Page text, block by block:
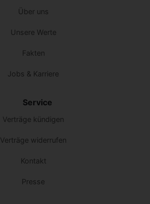
Über uns
Unsere Werte
Fakten
Jobs & Karriere
Service
Verträge kündigen
Verträge widerrufen
Kontakt
Presse